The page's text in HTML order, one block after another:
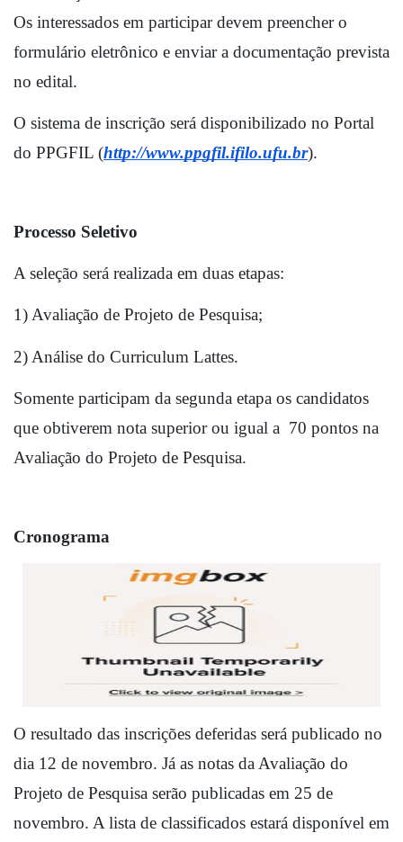
Os interessados em participar devem preencher o
formulário eletrônico e enviar a documentação prevista
no edital.
O sistema de inscrição será disponibilizado no Portal
do PPGFIL (http://www.ppgfil.ifilo.ufu.br).
Processo Seletivo
A seleção será realizada em duas etapas:
1) Avaliação de Projeto de Pesquisa;
2) Análise do Curriculum Lattes.
Somente participam da segunda etapa os candidatos
que obtiverem nota superior ou igual a  70 pontos na
Avaliação do Projeto de Pesquisa.
Cronograma
O resultado das inscrições deferidas será publicado no
dia 12 de novembro. Já as notas da Avaliação do
Projeto de Pesquisa serão publicadas em 25 de
novembro. A lista de classificados estará disponível em